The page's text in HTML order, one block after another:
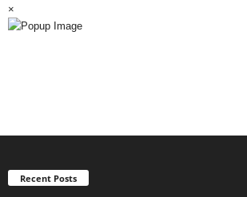
×
Recent Posts